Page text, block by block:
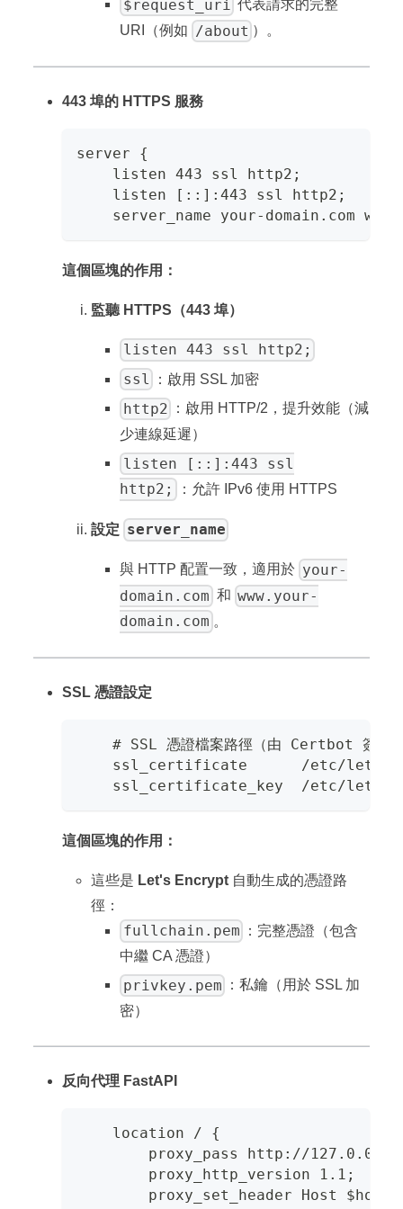
$request_uri 代表請求的完整
URI（例如
/about ）。
443 埠的 HTTPS 服務
server {
    listen 443 ssl http2;
    listen [::]:443 ssl http2;
server_name your-domain.com
這個區塊的作用：
監聽 HTTPS（443 埠）
listen 443 ssl http2;
ssl
：啟用 SSL 加密
http2
：啟用 HTTP/2，提升效能（減
少連線延遲）
listen [::]:443 ssl
http2;
：允許 IPv6 使用 HTTPS
設定 server_name
與 HTTP 配置一致，適用於 your-
domain.com 和 www.your-
domain.com 。
SSL 憑證設定
# SSL 憑證檔案路徑（由 Certbot 簽發
ssl_certificate      /etc/
ssl_certificate_key  /etc/
這個區塊的作用：
這些是 Let's Encrypt 自動生成的憑證路
徑：
fullchain.pem
：完整憑證（包含
中繼 CA 憑證）
privkey.pem
：私鑰（用於 SSL 加
密）
反向代理 FastAPI
    location / {
proxy_pass http://
        proxy_http_version 1.1;
        proxy_set_header Host $host;